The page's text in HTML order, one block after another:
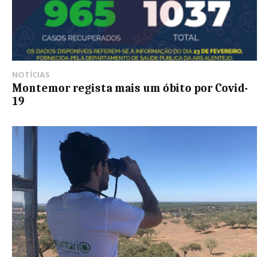
NOTÍCIAS
Montemor regista mais um óbito por Covid-
19